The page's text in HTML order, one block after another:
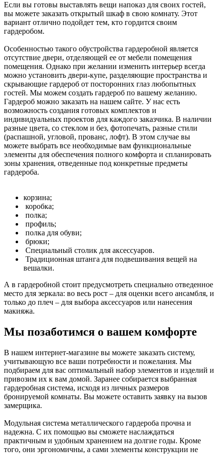
Если вы готовы выставлять вещи напоказ для своих гостей,
вы можете заказать открытый шкаф в свою комнату. Этот
вариант отлично подойдет тем, кто гордится своим
гардеробом.
Особенностью такого обустройства гардеробной является
отсутствие двери, отделяющей ее от мебели помещения
помещения. Однако при желании изменить интерьер всегда
можно установить двери-купе, разделяющие пространства и
скрывающие гардероб от посторонних глаз любопытных
гостей. Мы можем создать гардероб по вашему желанию.
Гардероб можно заказать на нашем сайте. У нас есть
возможность создания готовых комплектов и
индивидуальных проектов для каждого заказчика. В наличии
разные цвета, со стеклом и без, фотопечать, разные стили
(распашной, угловой, прованс, лофт). В этом случае вы
можете выбрать все необходимые вам функциональные
элементы для обеспечения полного комфорта и спланировать
зоны хранения, отведенные под конкретные предметы
гардероба.
корзина;
коробка;
полка;
профиль;
полка для обуви;
брюки;
Специальный столик для аксессуаров.
Традиционная штанга для подвешивания вещей на
вешалки.
А в гардеробной стоит предусмотреть специально отведенное
место для зеркала: во весь рост – для оценки всего ансамбля, и
только до плеч – для выбора аксессуаров или нанесения
макияжа.
Мы позаботимся о вашем комфорте
В нашем интернет-магазине вы можете заказать систему,
учитывающую все ваши потребности и пожелания. Мы
подбираем для вас оптимальный набор элементов и изделий и
привозим их к вам домой. Заранее собирается выбранная
гардеробная система, исходя из личных размеров
бронируемой комнаты. Вы можете оставить заявку на вызов
замерщика.
Модульная система металлического гардероба прочна и
надежна. С их помощью вы сможете наслаждаться
практичным и удобным хранением на долгие годы. Кроме
того, они эргономичны, а сами элементы конструкции не